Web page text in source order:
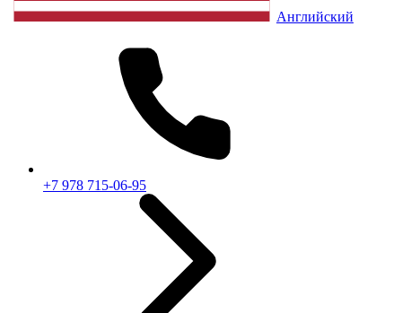
Английский
+7 978 715-06-95